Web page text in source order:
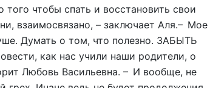
чтобы спать и восстановить свои
взаимосвязано, – заключает Аля.– Мое
Думать о том, что полезно. ЗАБЫТЬ
как нас учили наши родители, о
Любовь Васильевна. – И вообще, не